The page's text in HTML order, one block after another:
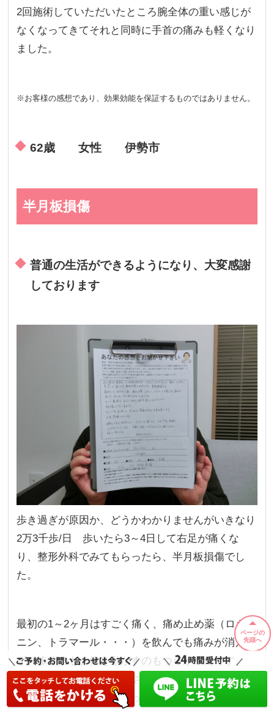
2回施術していただいたところ腕全体の重い感じが
なくなってきてそれと同時に手首の痛みも軽くなり
ました。
※お客様の感想であり、効果効能を保証するものではありません。
62歳 女性 伊勢市
半月板損傷
普通の生活ができるようになり、大変感謝
しております
歩き過ぎが原因か、どうかわかりませんがいきなり
2万3千歩/日 歩いたら3～4日して右足が痛くな
り、整形外科でみてもらったら、半月板損傷でし
た。
最初の1～2ヶ月はすごく痛く、痛め止め薬（ロキソ
ニン、トラマール・・・）を飲んでも痛みが消え
ず、歩くのも、体を動かすのもつらかったです。
そこで、義姉がネットでやまぐち鍼灸院をみつけて
くれて、すがる思いでやって来ました。
ページの
先頭へ